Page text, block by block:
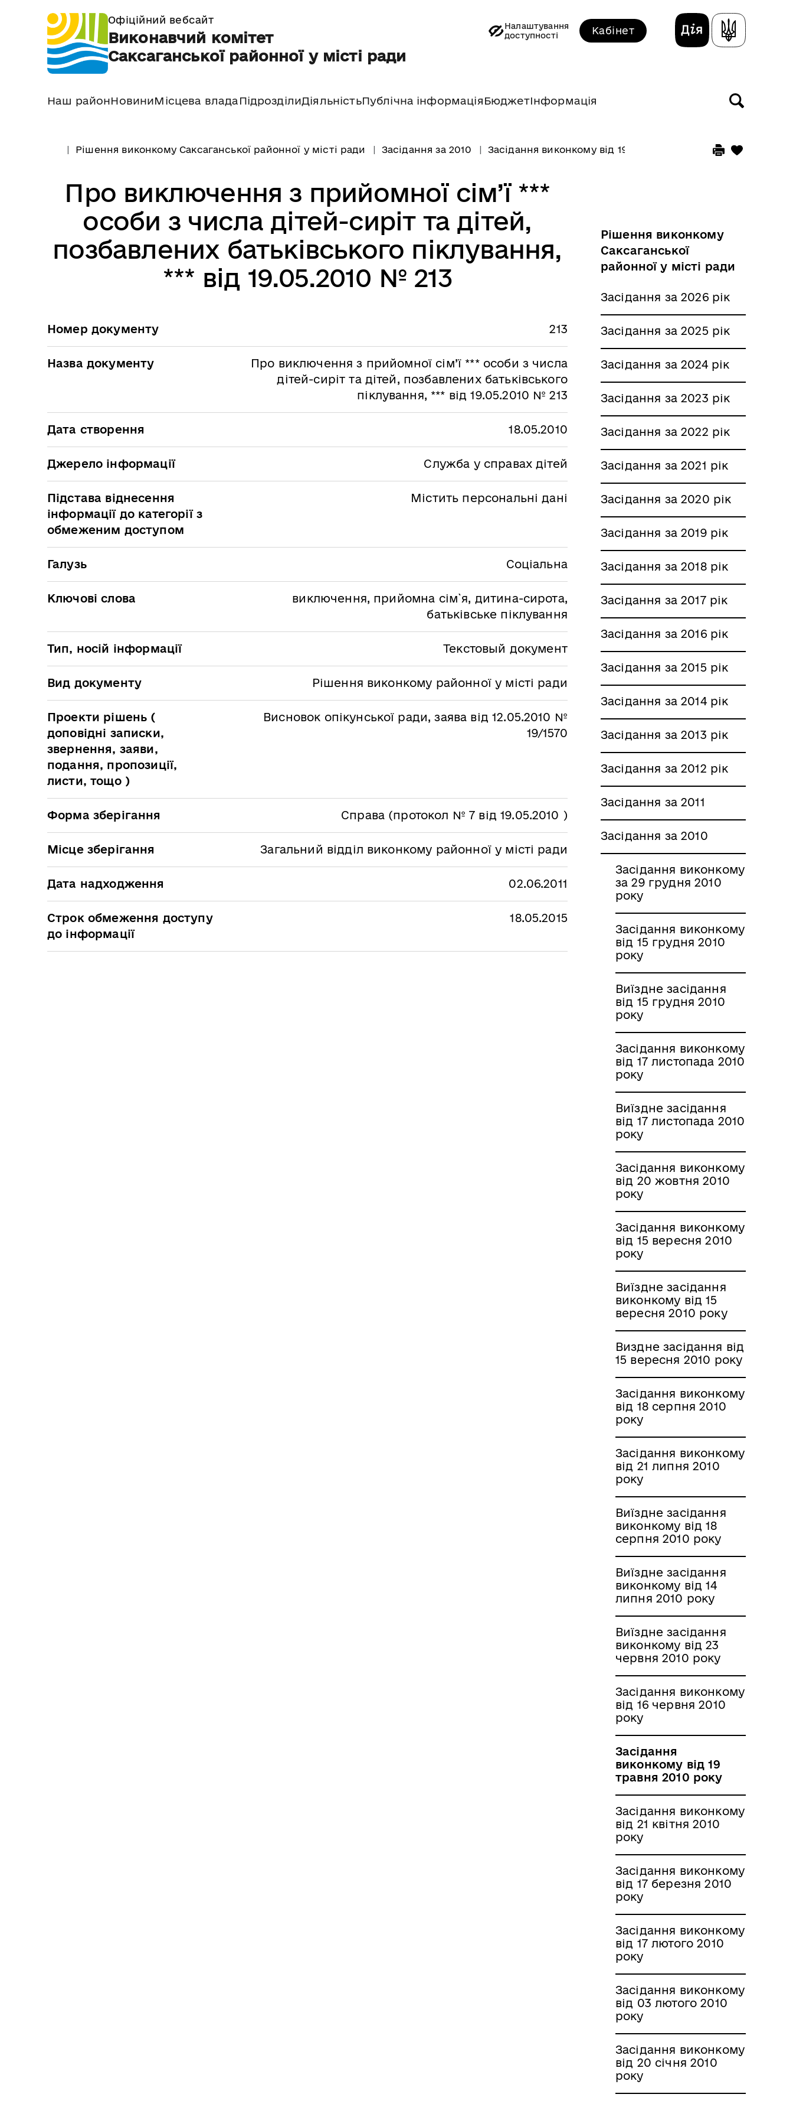
Офіційний вебсайт
Виконавчий комітет
Саксаганської районної у місті ради
Налаштування
доступності
Кабінет
Наш районНовиниМісцева влада ПідрозділиДіяльністьПублічна інформація БюджетІнформація
Рішення виконкому Саксаганської районної у місті ради Засідання за 2010 Засідання виконкому від 19 травня 2010 року
Про виключення з прийомної сім’ї ***
особи з числа дітей-сиріт та дітей,
позбавлених батьківського піклування,
*** від 19.05.2010 № 213
Номер документу 213
Назва документу
Про виключення з прийомної сім’ї *** особи з числа
дітей-сиріт та дітей, позбавлених батьківського
піклування, *** від 19.05.2010 № 213
Дата створення 18.05.2010
Джерело інформації Служба у справах дітей
Підстава віднесення
інформації до категорії з
обмеженим доступом
Містить персональні дані
Галузь Соціальна
Ключові слова
виключення, прийомна сім`я, дитина-сирота,
батьківське піклування
Тип, носій інформації Текстовый документ
Вид документу Рішення виконкому районної у місті ради
Проекти рішень (
доповідні записки,
звернення, заяви,
подання, пропозиції,
листи, тощо )
Висновок опікунської ради, заява від 12.05.2010 №
19/1570
Форма зберігання Справа (протокол № 7 від 19.05.2010 )
Місце зберігання Загальний відділ виконкому районної у місті ради
Дата надходження 02.06.2011
Строк обмеження доступу
до інформації
18.05.2015
Рішення виконкому
Саксаганської
районної у місті ради
Засідання за 2026 рік
Засідання за 2025 рік
Засідання за 2024 рік
Засідання за 2023 рік
Засідання за 2022 рік
Засідання за 2021 рік
Засідання за 2020 рік
Засідання за 2019 рік
Засідання за 2018 рік
Засідання за 2017 рік
Засідання за 2016 рік
Засідання за 2015 рік
Засідання за 2014 рік
Засідання за 2013 рік
Засідання за 2012 рік
Засідання за 2011
Засідання за 2010
Засідання виконкому
за 29 грудня 2010
року
Засідання виконкому
від 15 грудня 2010
року
Виїздне засідання
від 15 грудня 2010
року
Засідання виконкому
від 17 листопада 2010
року
Виїздне засідання
від 17 листопада 2010
року
Засідання виконкому
від 20 жовтня 2010
року
Засідання виконкому
від 15 вересня 2010
року
Виїздне засідання
виконкому від 15
вересня 2010 року
Виздне засідання від
15 вересня 2010 року
Засідання виконкому
від 18 серпня 2010
року
Засідання виконкому
від 21 липня 2010
року
Виїздне засідання
виконкому від 18
серпня 2010 року
Виїздне засідання
виконкому від 14
липня 2010 року
Виїздне засідання
виконкому від 23
червня 2010 року
Засідання виконкому
від 16 червня 2010
року
Засідання
виконкому від 19
травня 2010 року
Засідання виконкому
від 21 квітня 2010
року
Засідання виконкому
від 17 березня 2010
року
Засідання виконкому
від 17 лютого 2010
року
Засідання виконкому
від 03 лютого 2010
року
Засідання виконкому
від 20 січня 2010
року